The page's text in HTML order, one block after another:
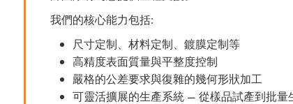
我們的核心能力包括:
尺寸定制、材料定制、鍍膜定制等
高精度表面質量與平整度控制
嚴格的公差要求與復雜的幾何形狀加工
可靈活擴展的生產系統 — 從樣品試產到批量